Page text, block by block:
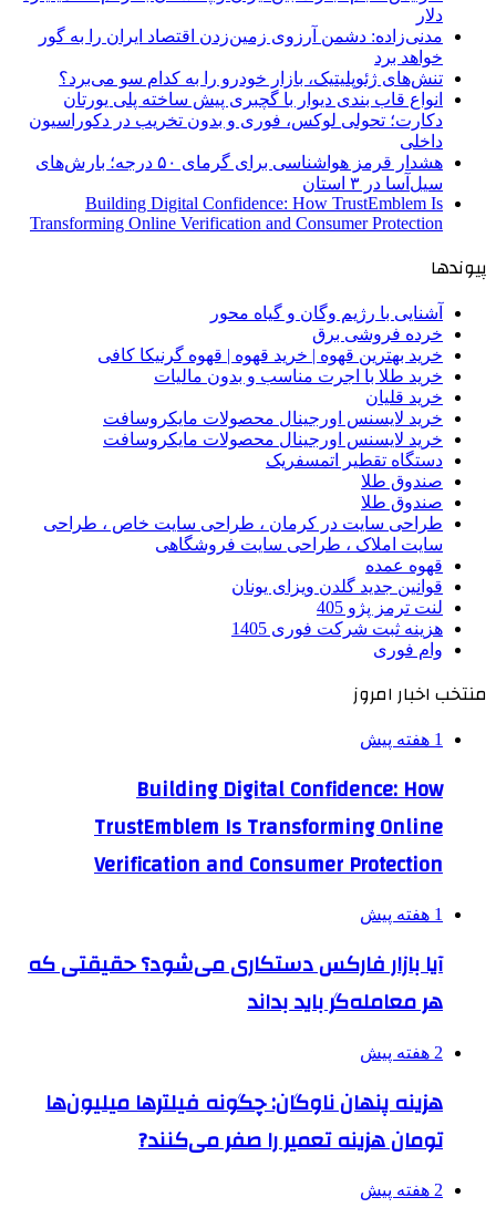
دلار
مدنی‌زاده: دشمن آرزوی زمین‌زدن اقتصاد ایران را به گور
خواهد برد
تنش‌های ژئوپلیتیک، بازار خودرو را به کدام سو می‌برد؟
انواع قاب بندی دیوار با گچبری پیش ساخته پلی یورتان
دکارت؛ تحولی لوکس، فوری و بدون تخریب در دکوراسیون
داخلی
هشدار قرمز هواشناسی برای گرمای ۵۰ درجه؛ بارش‌های
سیل‌آسا در ۳ استان
Building Digital Confidence: How TrustEmblem Is
Transforming Online Verification and Consumer Protection
پیوندها
آشنایی با رژیم وگان و گیاه محور
خرده فروشی برق
خرید بهترین قهوه | خرید قهوه | قهوه گرنیکا کافی
خرید طلا با اجرت مناسب و بدون مالیات
خرید قلیان
خرید لایسنس اورجینال محصولات مایکروسافت
خرید لایسنس اورجینال محصولات مایکروسافت
دستگاه تقطیر اتمسفریک
صندوق طلا
صندوق طلا
طراحی سایت در کرمان ، طراحی سایت خاص ، طراحی
سایت املاک ، طراحی سایت فروشگاهی
قهوه عمده
قوانین جدید گلدن ویزای یونان
لنت ترمز پژو 405
هزینه ثبت شرکت فوری 1405
وام فوری
منتخب اخبار امروز
1 هفته پیش
Building Digital Confidence: How
TrustEmblem Is Transforming Online
Verification and Consumer Protection
1 هفته پیش
آیا بازار فارکس دستکاری می‌شود؟ حقیقتی که
هر معامله‌گر باید بداند
2 هفته پیش
هزینه پنهان ناوگان: چگونه فیلترها میلیون‌ها
تومان هزینه تعمیر را صفر می‌کنند?
2 هفته پیش